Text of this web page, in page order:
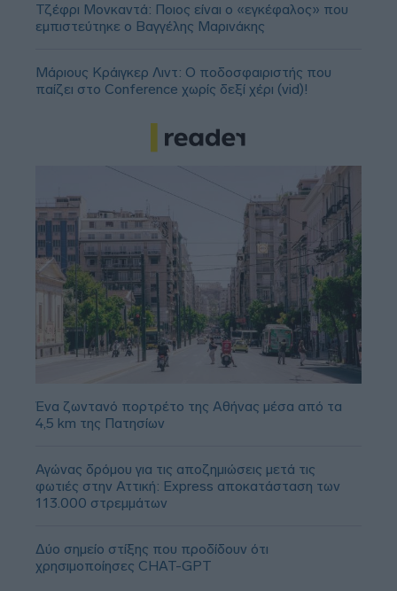
Τζέφρι Μονκαντά: Ποιος είναι ο «εγκέφαλος» που
εμπιστεύτηκε ο Βαγγέλης Μαρινάκης
Μάριους Κράιγκερ Λιντ: Ο ποδοσφαιριστής που
παίζει στο Conference χωρίς δεξί χέρι (vid)!
Ένα ζωντανό πορτρέτο της Αθήνας μέσα από τα
4,5 km της Πατησίων
Αγώνας δρόμου για τις αποζημιώσεις μετά τις
φωτιές στην Αττική: Express αποκατάσταση των
113.000 στρεμμάτων
Δύο σημείο στίξης που προδίδουν ότι
χρησιμοποίησες CHAT-GPT